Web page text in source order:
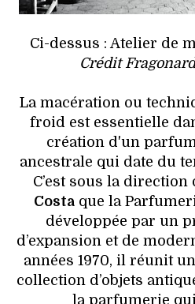
Ci-dessus : Atelier de
Crédit
La macération ou
froid est essentielle
création d'un
ancestrale qui date du
C’est sous la direction
Costaque la
développée par un
d’expansion et de
années 1970, il réunit
collection d’objets
la parfumerie